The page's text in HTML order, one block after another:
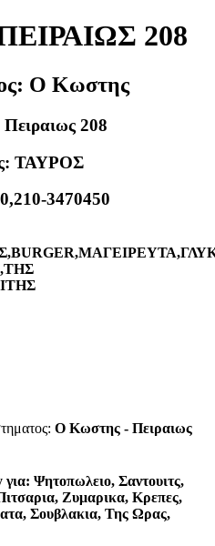
208
Ο Κωστης
Πειραιως 208
ΤΑΥΡΟΣ
3470450
Ο Κωστης - Πειραιως
Ψητοπωλειο, Σαντουιτς,
Ζυμαρικα, Κρεπες,
Σουβλακια, Της Ωρας,